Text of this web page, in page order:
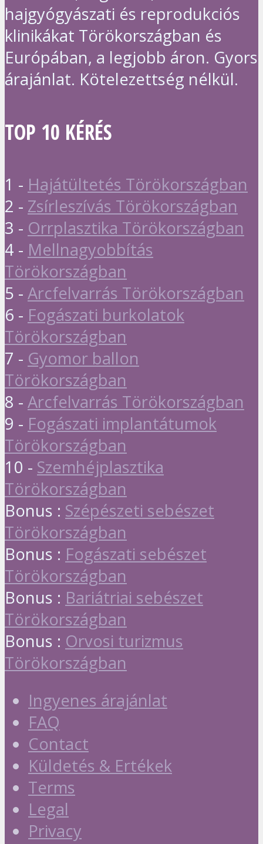
hajgyógyászati és reprodukciós
klinikákat Törökországban és
Európában, a legjobb áron. Gyors
árajánlat. Kötelezettség nélkül.
TOP 10 KÉRÉS
1 - Hajátültetés Törökországban
2 - Zsírleszívás Törökországban
3 - Orrplasztika Törökországban
4 - Mellnagyobbítás
Törökországban
5 - Arcfelvarrás Törökországban
6 - Fogászati burkolatok
Törökországban
7 - Gyomor ballon
Törökországban
8 - Arcfelvarrás Törökországban
9 - Fogászati implantátumok
Törökországban
10 - Szemhéjplasztika
Törökországban
Bonus : Szépészeti sebészet
Törökországban
Bonus : Fogászati sebészet
Törökországban
Bonus : Bariátriai sebészet
Törökországban
Bonus : Orvosi turizmus
Törökországban
Ingyenes árajánlat
FAQ
Contact
Küldetés & Ertékek
Terms
Legal
Privacy